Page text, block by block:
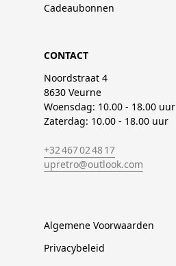
Cadeaubonnen
CONTACT
Noordstraat 4
8630 Veurne
Woensdag: 10.00 - 18.00 uur
Zaterdag: 10.00 - 18.00 uur
+32 467 02 48 17
upretro@outlook.com
Algemene Voorwaarden
Privacybeleid